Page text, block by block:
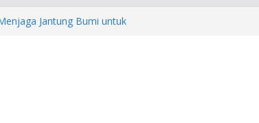
Jantung Bumi untuk
English for Adults
Ganda Tangkal Nyamuk dan
dan Delima, Duo Antioksidan